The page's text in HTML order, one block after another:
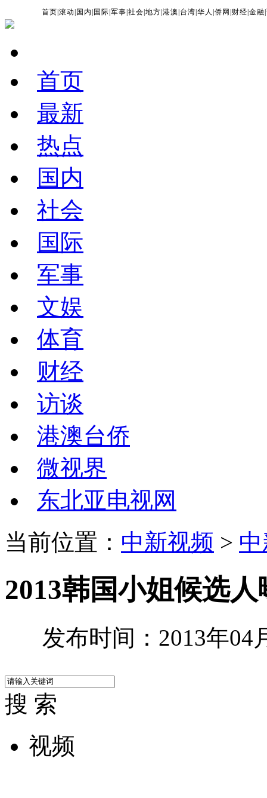
首页 |滚动 国内 国际 |军事 |社会 |地方 |港澳 台湾 |华人 |侨网 财经 |金融 |
首页
最新
热点
国内
社会
国际
军事
文娱
体育
财经
访谈
港澳台侨
微视界
东北亚电视网
当前位置： 中新视频 >
2013韩国小姐候选
发布时间：2013年04
搜 索
视频